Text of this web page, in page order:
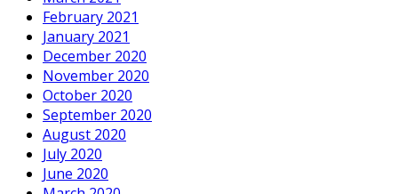
February 2021
January 2021
December 2020
November 2020
October 2020
September 2020
August 2020
July 2020
June 2020